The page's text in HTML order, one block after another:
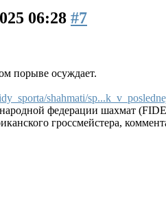
06:28 #7
порыве осуждает.
shahmati/
федерации шахмат
гроссмейстера,